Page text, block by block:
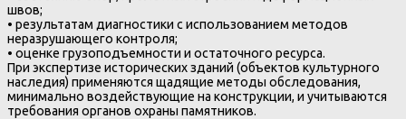
швов;
• результатам диагностики с использованием методов
неразрушающего контроля;
• оценке грузоподъемности и остаточного ресурса.
При экспертизе исторических зданий (объектов культурного
наследия) применяются щадящие методы обследования,
минимально воздействующие на конструкции, и учитываются
требования органов охраны памятников.